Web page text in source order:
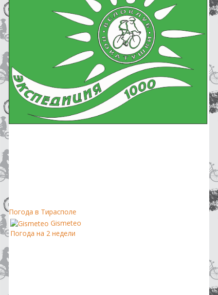
Погода в Тирасполе
Gismeteo
Погода на 2 недели